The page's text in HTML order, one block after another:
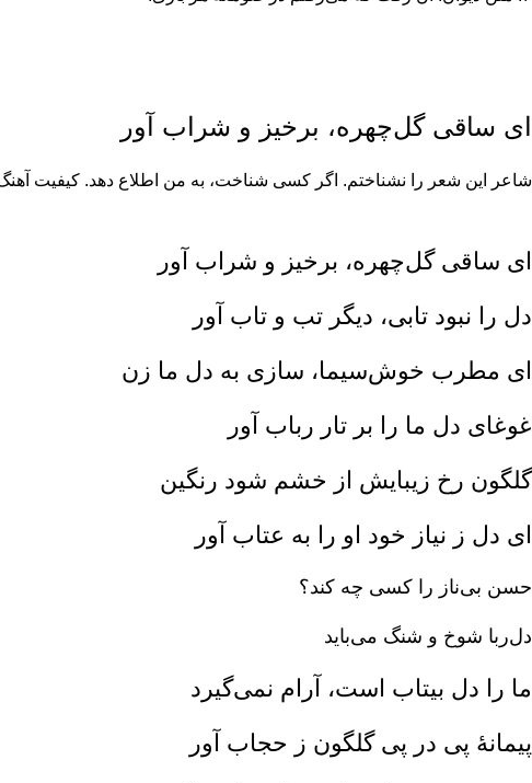
ای ساقی گل‌چهره، برخیز و شراب آور
شاعر این شعر را نشناختم. اگر کسی شناخت، به من اطلاع دهد. کیفیت
ای ساقی گل‌چهره، برخیز و شراب آور
دل را نبود تابی، دیگر تب و تاب آور
ای مطرب خوش‌سیما، سازی به دل ما زن
غوغای دل ما را بر تار رباب آور
گلگون رخ زیبایش از خشم شود رنگین
ای دل ز نیاز خود او را به عتاب آور
حسن بی‌ناز را کسی چه کند؟
دل‌ربا شوخ و شنگ می‌باید
ما را دل بیتاب است، آرام نمی‌گیرد
پیمانۀ پی در پی گلگون ز حجاب آور